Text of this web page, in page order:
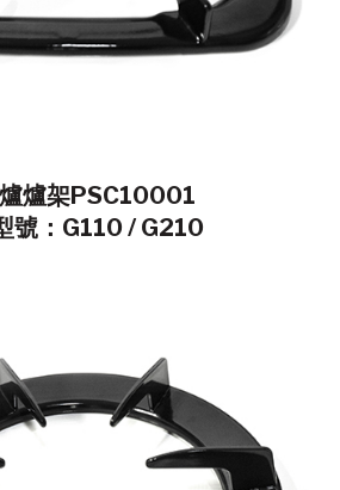
爐架PSC10001
號：G110 / G210